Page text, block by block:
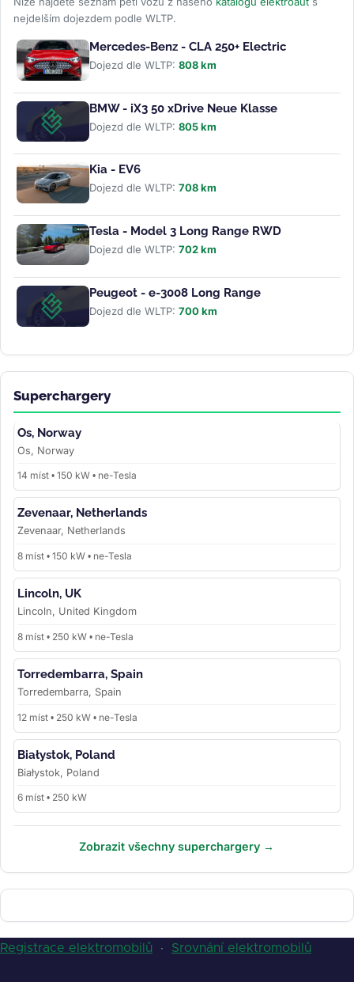
nejdelším dojezdem podle WLTP.
Mercedes-Benz - CLA 250+ Electric
Dojezd dle WLTP: 808 km
BMW - iX3 50 xDrive Neue Klasse
Dojezd dle WLTP: 805 km
Kia - EV6
Dojezd dle WLTP: 708 km
Tesla - Model 3 Long Range RWD
Dojezd dle WLTP: 702 km
Peugeot - e-3008 Long Range
Dojezd dle WLTP: 700 km
Superchargery
Os, Norway
Os, Norway
14 míst • 150 kW • ne-Tesla
Zevenaar, Netherlands
Zevenaar, Netherlands
8 míst • 150 kW • ne-Tesla
Lincoln, UK
Lincoln, United Kingdom
8 míst • 250 kW • ne-Tesla
Torredembarra, Spain
Torredembarra, Spain
12 míst • 250 kW • ne-Tesla
Białystok, Poland
Białystok, Poland
6 míst • 250 kW
Zobrazit všechny superchargery →
Registrace elektromobilů · Srovnání elektromobilů